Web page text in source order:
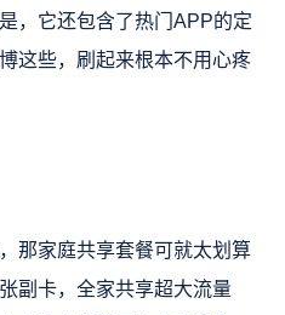
，它还包含了热门APP的定
这些，刷起来根本不用心疼
那家庭共享套餐可就太划算
副卡，全家共享超大流量